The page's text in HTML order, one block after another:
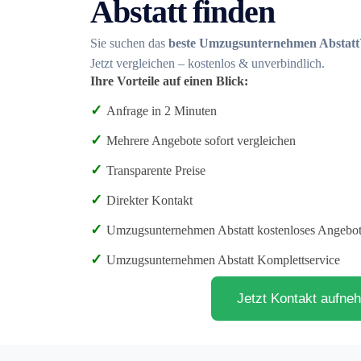
Abstatt finden
Sie suchen das beste Umzugsunternehmen Abstatt
Jetzt vergleichen – kostenlos & unverbindlich.
Ihre Vorteile auf einen Blick:
✓ Anfrage in 2 Minuten
✓ Mehrere Angebote sofort vergleichen
✓ Transparente Preise
✓ Direkter Kontakt
✓ Umzugsunternehmen Abstatt kostenloses Angebot
✓ Umzugsunternehmen Abstatt Komplettservice
Jetzt Kontakt